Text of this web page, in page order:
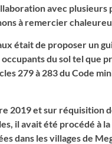
avec plusieurs
à remercier
était de proposer un
du sol tel que
279 à 283 du Code
2019 et sur réquisition
il avait été procédé à
dans les villages de